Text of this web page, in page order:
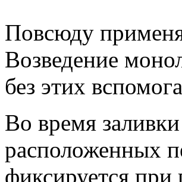
Повсюду
Возведение
без этих
Во время
расположенных
фиксируется